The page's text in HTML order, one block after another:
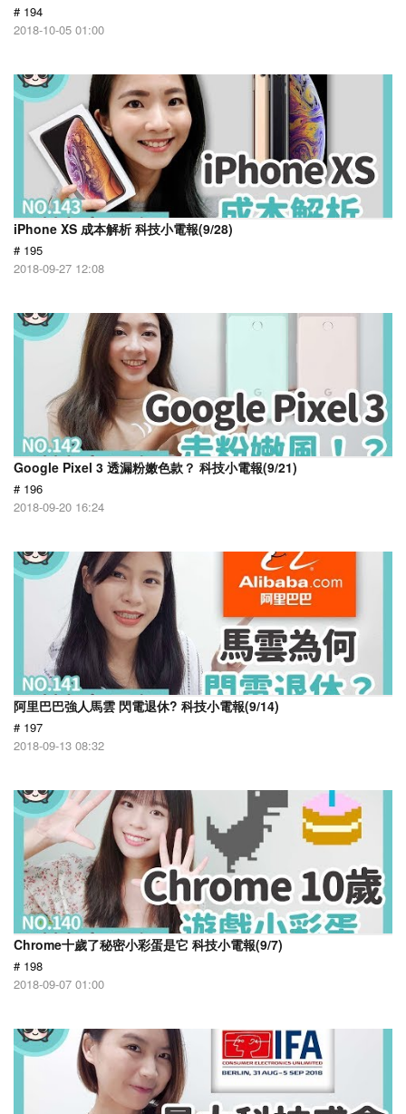
# 194
2018-10-05 01:00
iPhone XS 成本解析 科技小電報(9/28)
# 195
2018-09-27 12:08
Google Pixel 3 透漏粉嫩色款？ 科技小電報(9/21)
# 196
2018-09-20 16:24
阿里巴巴強人馬雲 閃電退休? 科技小電報(9/14)
# 197
2018-09-13 08:32
Chrome十歲了秘密小彩蛋是它 科技小電報(9/7)
# 198
2018-09-07 01:00